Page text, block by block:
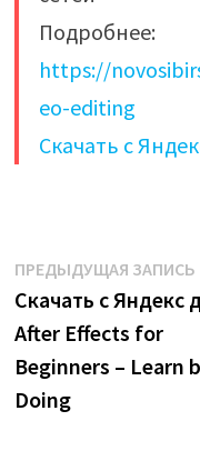
Подробнее:
https://
eo-editing
Скачать с
Навигация
по
записям
ПРЕДЫДУЩАЯ ЗАПИСЬ
Скачать с Яндекс
After Effects for
Beginners – Learn
Doing